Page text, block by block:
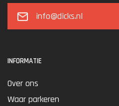
info@dicks.nl
INFORMATIE
Over ons
Waar parkeren